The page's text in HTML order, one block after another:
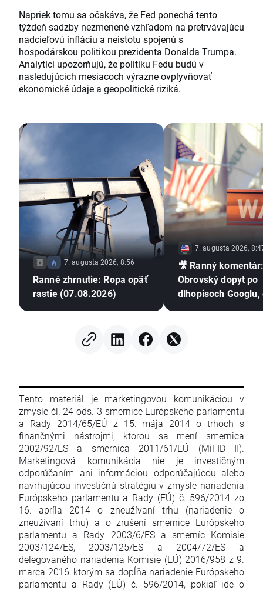
Napriek tomu sa očakáva, že Fed ponechá tento
týždeň sadzby nezmenené vzhľadom na pretrvávajúcu
nadcieľovú infláciu a neistotu spojenú s
hospodárskou politikou prezidenta Donalda Trumpa.
Analytici upozorňujú, že politiku Fedu budú v
nasledujúcich mesiacoch výrazne ovplyvňovať
ekonomické údaje a geopolitické riziká.
7. augusta 2026, 8:56
Ranné zhrnutie: Ropa opäť
rastie (07.08.2026)
7. augusta 2026,
🎥 Ranný
Obrovský dopyt po
dlhopisoch Googlu,
Tento materiál je marketingovou komunikáciou v
zmysle čl. 24 ods. 3 smernice Európskeho parlamentu
a Rady 2014/65/EÚ z 15. mája 2014 o trhoch s
finančnými nástrojmi, ktorou sa mení smernica
2002/92/ES a smernica 2011/61/EÚ (MiFID II).
Marketingová komunikácia nie je investičným
odporúčaním ani informáciou odporúčajúcou alebo
navrhujúcou investičnú stratégiu v zmysle nariadenia
Európskeho parlamentu a Rady (EÚ) č. 596/2014 zo
16. apríla 2014 o zneužívaní trhu (nariadenie o
zneužívaní trhu) a o zrušení smernice Európskeho
parlamentu a Rady 2003/6/ES a smerníc Komisie
2003/124/ES, 2003/125/ES a 2004/72/ES a
delegovaného nariadenia Komisie (EÚ) 2016/958 z 9.
marca 2016, ktorým sa dopĺňa nariadenie Európskeho
parlamentu a Rady (EÚ) č. 596/2014, pokiaľ ide o